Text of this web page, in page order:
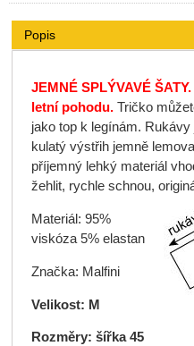
Popis
JEMNÉ SPLÝVAVÉ
letní pohodu. Tričko
jako top k legínám.
kulatý výstřih jemně
příjemný lehký materiál
žehlit, rychle schnou,
Materiál: 95%
viskóza 5% elastan
Značka: Malfini
Velikost: M
Rozměry: šířka 45